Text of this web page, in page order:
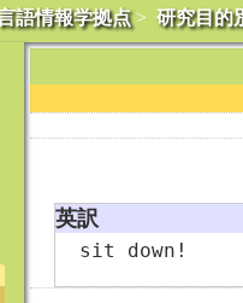
語情報学拠点> 研究目的
英訳
sit down!